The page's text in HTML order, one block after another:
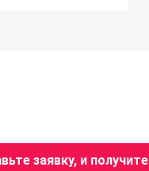
заявку, и получите